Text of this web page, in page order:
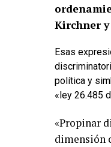
Kirchner
Esas
política y
«ley 26.485
«Propinar
dimensión